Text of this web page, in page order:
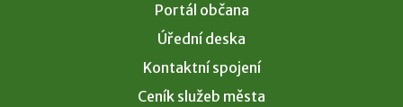
Portál občana
Úřední deska
Kontaktní spojení
Ceník služeb města